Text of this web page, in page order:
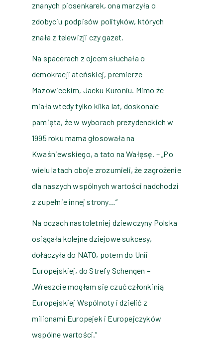
znanych piosenkarek, ona marzyła o
zdobyciu podpisów polityków, których
znała z telewizji czy gazet.
Na spacerach z ojcem słuchała o
demokracji ateńskiej, premierze
Mazowieckim, Jacku Kuroniu. Mimo że
miała wtedy tylko kilka lat, doskonale
pamięta, że w wyborach prezydenckich w
1995 roku mama głosowała na
Kwaśniewskiego, a tato na Wałęsę. – „Po
wielu latach oboje zrozumieli, że zagrożenie
dla naszych wspólnych wartości nadchodzi
z zupełnie innej strony…”
Na oczach nastoletniej dziewczyny Polska
osiągała kolejne dziejowe sukcesy,
dołączyła do NATO, potem do Unii
Europejskiej, do Strefy Schengen –
„Wreszcie mogłam się czuć członkinią
Europejskiej Wspólnoty i dzielić z
milionami Europejek i Europejczyków
wspólne wartości.”